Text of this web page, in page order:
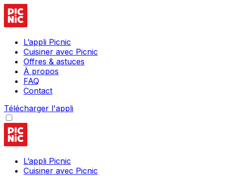
L’appli Picnic
Cuisiner avec Picnic
Offres & astuces
À propos
FAQ
Contact
Télécharger l'appli
L’appli Picnic
Cuisiner avec Picnic